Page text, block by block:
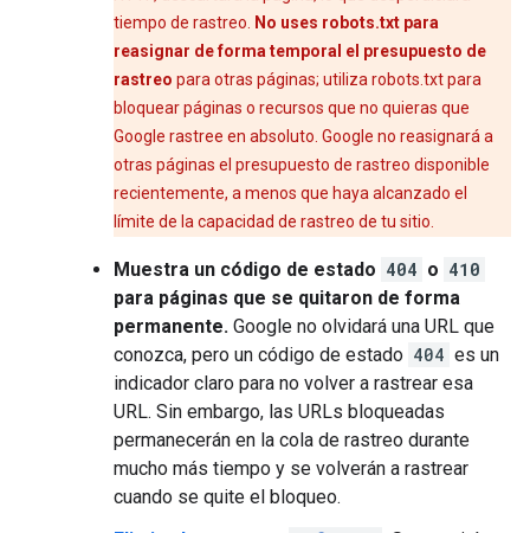
tiempo de rastreo.
No uses robots.txt para
reasignar de forma temporal el presupuesto de
rastreo para otras páginas; utiliza robots.txt para
bloquear páginas o recursos que no quieras que
Google rastree en absoluto. Google no reasignará a
otras páginas el presupuesto de rastreo disponible
recientemente, a menos que haya alcanzado el
límite de la capacidad de rastreo de tu sitio.
Muestra un código de estado 404 o 410
para páginas que se quitaron de forma
permanente. Google no olvidará una URL que
conozca, pero un código de estado 404 es un
indicador claro para no volver a rastrear esa
URL. Sin embargo, las URLs bloqueadas
permanecerán en la cola de rastreo durante
mucho más tiempo y se volverán a rastrear
cuando se quite el bloqueo.